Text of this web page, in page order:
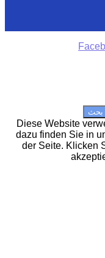
Diese Website
dazu finden Sie in
der Seite. Klicken